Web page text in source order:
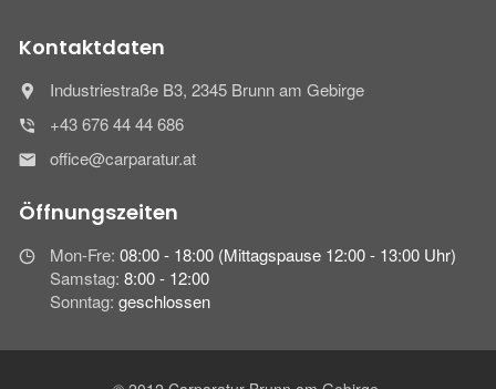
Kontaktdaten
Industriestraße B3, 2345 Brunn am Gebirge
+43 676 44 44 686
office@carparatur.at
Öffnungszeiten
Mon-Fre: 08:00 - 18:00 (Mittagspause 12:00 - 13:00 Uhr)
Samstag: 8:00 - 12:00
Sonntag: geschlossen